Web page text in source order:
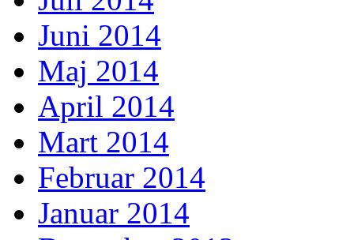
Juni 2014
Maj 2014
April 2014
Mart 2014
Februar 2014
Januar 2014